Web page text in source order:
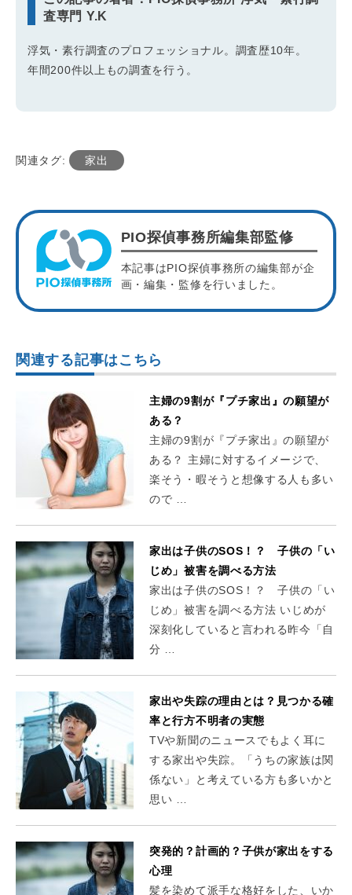
査専門 Y.K
浮気・素行調査のプロフェッショナル。調査歴10年。
年間200件以上もの調査を行う。
関連タグ: 家出
PIO探偵事務所編集部監修
本記事はPIO探偵事務所の編集部が企
画・編集・監修を行いました。
関連する記事はこちら
主婦の9割が『プチ家出』の願望が
ある？
主婦の9割が『プチ家出』の願望が
ある？ 主婦に対するイメージで、
楽そう・暇そうと想像する人も多い
ので …
家出は子供のSOS！？ 子供の「い
じめ」被害を調べる方法
家出は子供のSOS！？ 子供の「い
じめ」被害を調べる方法 いじめが
深刻化していると言われる昨今「自
分 …
家出や失踪の理由とは？見つかる確
率と行方不明者の実態
TVや新聞のニュースでもよく耳に
する家出や失踪。「うちの家族は関
係ない」と考えている方も多いかと
思い …
突発的？計画的？子供が家出をする
心理
髪を染めて派手な格好をした、いか